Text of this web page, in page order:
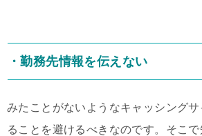
・勤務先情報を伝えない
みたことがないようなキャッシング
ることを避けるべきなのです。そこ